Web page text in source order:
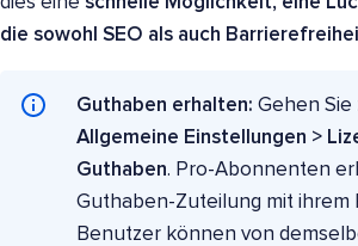
die sowohl SEO als auch
Guthaben erhalten: Gehen Sie
Allgemeine Einstellungen >
Guthaben. Pro-Abonnenten
Guthaben-Zuteilung mit ihrem
Benutzer können von